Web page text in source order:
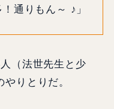
通りもん～ ♪」
（法世先生と少
りとりだ。